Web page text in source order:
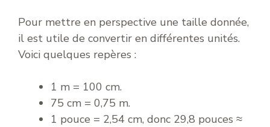
Pour mettre en perspective une taille donnée,
il est utile de convertir en différentes unités.
Voici quelques repères :
1 m = 100 cm.
75 cm = 0,75 m.
1 pouce = 2,54 cm, donc 29,8 pouces ≈